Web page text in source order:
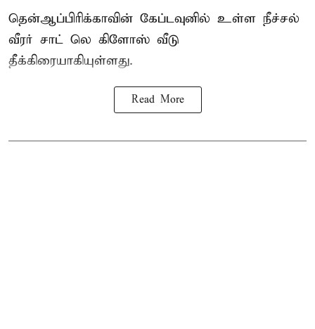
தென்ஆப்பிரிக்காவின் கேப்டவுனில் உள்ள நீச்சல்
வீரர் சாட் லெ கிளோஸ் வீடு
தீக்கிரையாகியுள்ளது.
Read More